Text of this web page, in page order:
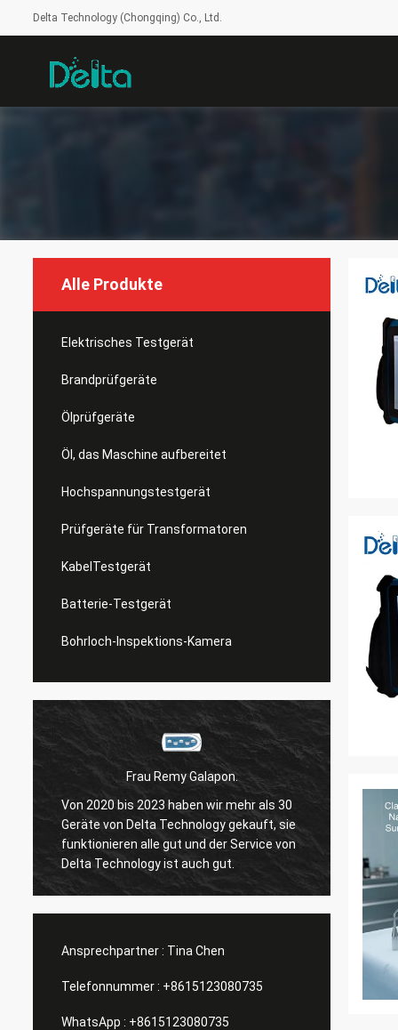
Delta Technology (Chongqing) Co., Ltd.
Alle Produkte
Elektrisches Testgerät
Brandprüfgeräte
Ölprüfgeräte
Öl, das Maschine aufbereitet
Hochspannungstestgerät
Prüfgeräte für Transformatoren
KabelTestgerät
Batterie-Testgerät
Bohrloch-Inspektions-Kamera
Frau Remy Galapon.
Von 2020 bis 2023 haben wir mehr als 30
Geräte von Delta Technology gekauft, sie
funktionieren alle gut und der Service von
Delta Technology ist auch gut.
Der
Ansprechpartner : Tina Chen
Telefonnummer : +8615123080735
WhatsApp : +8615123080735